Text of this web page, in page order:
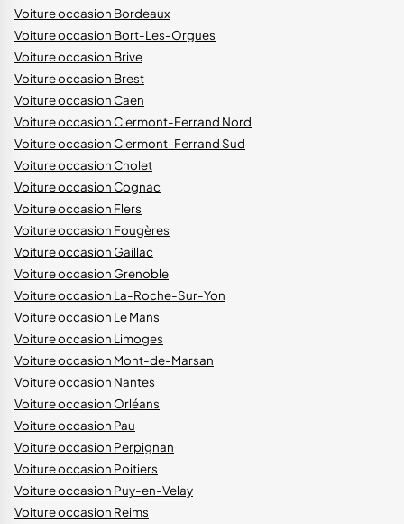
Voiture occasion Bordeaux
Voiture occasion Bort-Les-Orgues
Voiture occasion Brive
Voiture occasion Brest
Voiture occasion Caen
Voiture occasion Clermont-Ferrand Nord
Voiture occasion Clermont-Ferrand Sud
Voiture occasion Cholet
Voiture occasion Cognac
Voiture occasion Flers
Voiture occasion Fougères
Voiture occasion Gaillac
Voiture occasion Grenoble
Voiture occasion La-Roche-Sur-Yon
Voiture occasion Le Mans
Voiture occasion Limoges
Voiture occasion Mont-de-Marsan
Voiture occasion Nantes
Voiture occasion Orléans
Voiture occasion Pau
Voiture occasion Perpignan
Voiture occasion Poitiers
Voiture occasion Puy-en-Velay
Voiture occasion Reims